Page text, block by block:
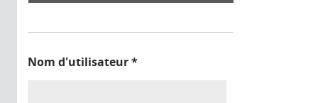
Nom d'utilisateur*